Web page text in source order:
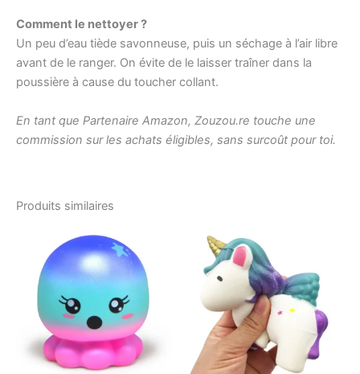
Comment le nettoyer ?
Un peu d’eau tiède savonneuse, puis un séchage à l’air libre
avant de le ranger. On évite de le laisser traîner dans la
poussière à cause du toucher collant.
En tant que Partenaire Amazon, Zouzou.re touche une
commission sur les achats éligibles, sans surcoût pour toi.
Produits similaires